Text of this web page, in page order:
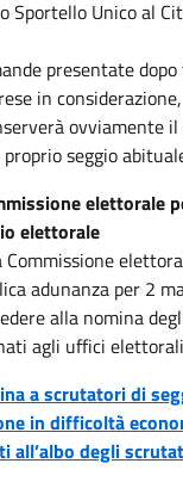
Sportello Unico al
presentate
in considerazione,
ovviamente
seggio
elettorale
elettorale
Commissione
adunanza per 2
alla nomina
agli uffici
a scrutatori di
in difficoltà
all’albo degli